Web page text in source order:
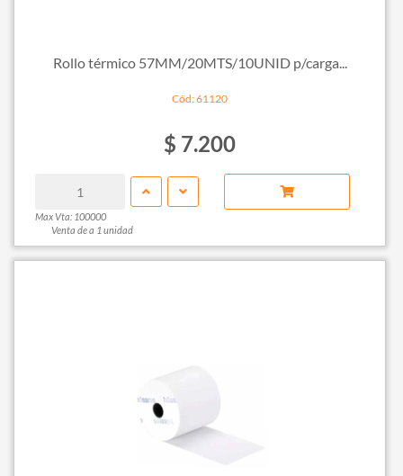
Rollo térmico 57MM/20MTS/10UNID p/carga...
Cód: 61120
$ 7.200
Max Vta: 100000
Venta de a 1 unidad